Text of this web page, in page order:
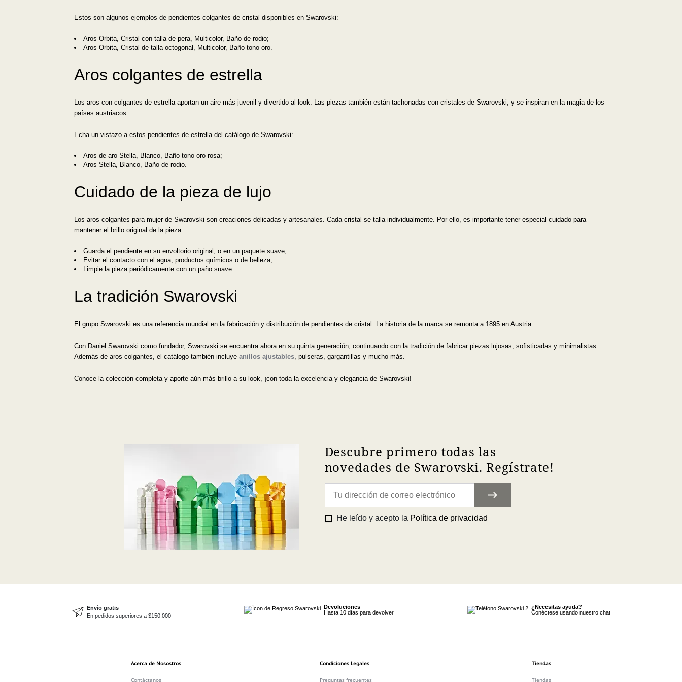
Estos son algunos ejemplos de pendientes colgantes de cristal disponibles en Swarovski:
Aros Orbita, Cristal con talla de pera, Multicolor, Baño de rodio;
Aros Orbita, Cristal de talla octogonal, Multicolor, Baño tono oro.
Aros colgantes de estrella
Los aros con colgantes de estrella aportan un aire más juvenil y divertido al look. Las piezas también están tachonadas con cristales de Swarovski, y se inspiran en la magia de los
países austriacos.
Echa un vistazo a estos pendientes de estrella del catálogo de Swarovski:
Aros de aro Stella, Blanco, Baño tono oro rosa;
Aros Stella, Blanco, Baño de rodio.
Cuidado de la pieza de lujo
Los aros colgantes para mujer de Swarovski son creaciones delicadas y artesanales. Cada cristal se talla individualmente. Por ello, es importante tener especial cuidado para
mantener el brillo original de la pieza.
Guarda el pendiente en su envoltorio original, o en un paquete suave;
Evitar el contacto con el agua, productos químicos o de belleza;
Limpie la pieza periódicamente con un paño suave.
La tradición Swarovski
El grupo Swarovski es una referencia mundial en la fabricación y distribución de pendientes de cristal. La historia de la marca se remonta a 1895 en Austria.
Con Daniel Swarovski como fundador, Swarovski se encuentra ahora en su quinta generación, continuando con la tradición de fabricar piezas lujosas, sofisticadas y minimalistas.
Además de aros colgantes, el catálogo también incluye anillos ajustables, pulseras, gargantillas y mucho más.
Conoce la colección completa y aporte aún más brillo a su look, ¡con toda la excelencia y elegancia de Swarovski!
Descubre primero todas las
novedades de Swarovski. Regístrate!
He leído y acepto la Política de privacidad
Envío gratis
En pedidos superiores a $150.000
Devoluciones
Hasta 10 días para devolver
¿Necesitas ayuda?
Conéctese usando nuestro chat
Acerca de Nosostros
Contáctanos
Condiciones Legales
Preguntas frecuentes
Tiendas
Tiendas